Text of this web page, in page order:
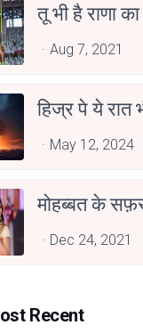
तू भी है राणा
Aug 7, 2021
हिज्र पे ये रात
May 12, 2024
Dec 24, 2021
Recent